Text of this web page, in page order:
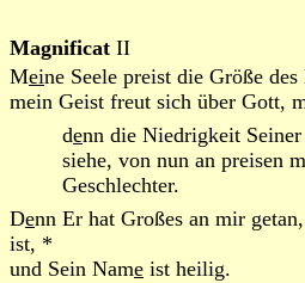
Magnificat II
Meine Seele preist die Größe des
mein Geist freut sich über Gott,
denn die Niedrigkeit
siehe, von nun an preisen
Geschlechter.
Denn Er hat Großes an mir
ist, *
und Sein Name ist heilig.